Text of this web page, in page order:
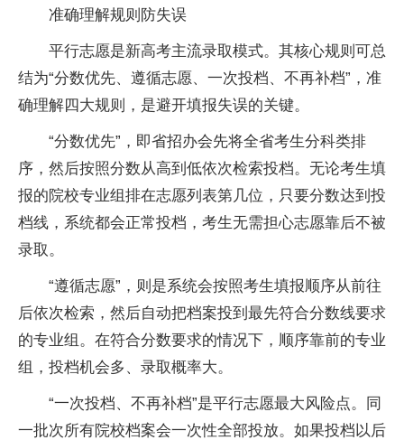
准确理解规则防失误
平行志愿是新高考主流录取模式。其核心规则可总
结为“分数优先、遵循志愿、一次投档、不再补档”，准
确理解四大规则，是避开填报失误的关键。
“分数优先”，即省招办会先将全省考生分科类排
序，然后按照分数从高到低依次检索投档。无论考生填
报的院校专业组排在志愿列表第几位，只要分数达到投
档线，系统都会正常投档，考生无需担心志愿靠后不被
录取。
“遵循志愿”，则是系统会按照考生填报顺序从前往
后依次检索，然后自动把档案投到最先符合分数线要求
的专业组。在符合分数要求的情况下，顺序靠前的专业
组，投档机会多、录取概率大。
“一次投档、不再补档”是平行志愿最大风险点。同
一批次所有院校档案会一次性全部投放。如果投档以后